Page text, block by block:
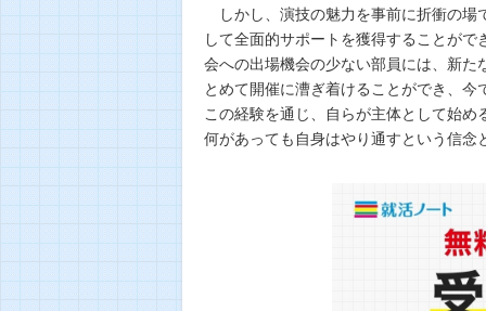
しかし、演技の魅力を事前に折衝の場
して全面的サポートを獲得することが
会への出場機会の少ない部員には、新
とめて開催に漕ぎ着けることができ、
この経験を通じ、自らが主体として始
何があっても自身はやり通すという信